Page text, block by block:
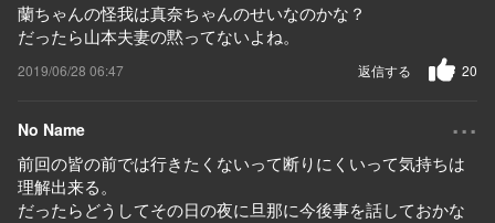
蘭ちゃんの怪我は真奈ちゃんのせいなのかな？
だったら山本夫妻の黙ってないよね。
2019/06/28 06:47 20
返信する
No Name ...
前回の皆の前では行きたくないって断りにくいって気持ちは
理解出来る。
だったらどうしてその日の夜に旦那に今後事を話しておかな